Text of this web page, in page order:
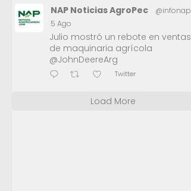
NAP Noticias AgroPec @infonap
5 Ago
Julio mostró un rebote en ventas
de maquinaria agrícola
@JohnDeereArg
Twitter
Load More